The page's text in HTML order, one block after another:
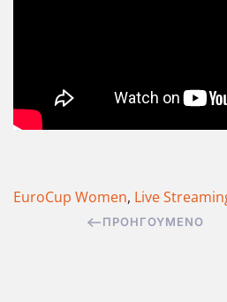
EuroCup Women, Live
ΠΡΟΗΓΟΎΜΕΝΟ